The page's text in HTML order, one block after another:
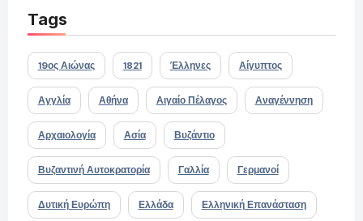
Tags
19ος Αιώνας 1821 Έλληνες Αίγυπτος
Αγγλία Αθήνα Αιγαίο Πέλαγος Αναγέννηση
Αρχαιολογία Ασία Βυζάντιο
Βυζαντινή Αυτοκρατορία Γαλλία Γερμανοί
Δυτική Ευρώπη Ελλάδα Ελληνική Επανάσταση